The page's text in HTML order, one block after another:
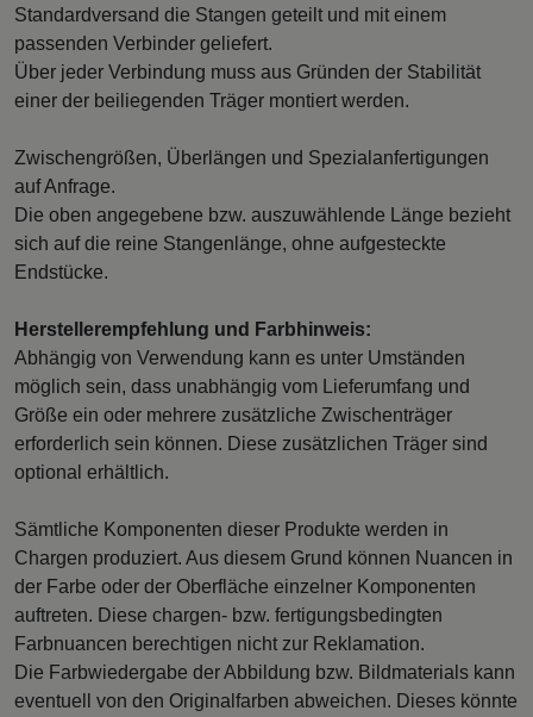
Standardversand die Stangen geteilt und mit einem
passenden Verbinder geliefert.
Über jeder Verbindung muss aus Gründen der Stabilität
einer der beiliegenden Träger montiert werden.
Zwischengrößen, Überlängen und Spezialanfertigungen
auf Anfrage.
Die oben angegebene bzw. auszuwählende Länge bezieht
sich auf die reine Stangenlänge, ohne aufgesteckte
Endstücke.
Herstellerempfehlung und Farbhinweis:
Abhängig von Verwendung kann es unter Umständen
möglich sein, dass unabhängig vom Lieferumfang und
Größe ein oder mehrere zusätzliche Zwischenträger
erforderlich sein können. Diese zusätzlichen Träger sind
optional erhältlich.
Sämtliche Komponenten dieser Produkte werden in
Chargen produziert. Aus diesem Grund können Nuancen in
der Farbe oder der Oberfläche einzelner Komponenten
auftreten. Diese chargen- bzw. fertigungsbedingten
Farbnuancen berechtigen nicht zur Reklamation.
Die Farbwiedergabe der Abbildung bzw. Bildmaterials kann
eventuell von den Originalfarben abweichen. Dieses könnte